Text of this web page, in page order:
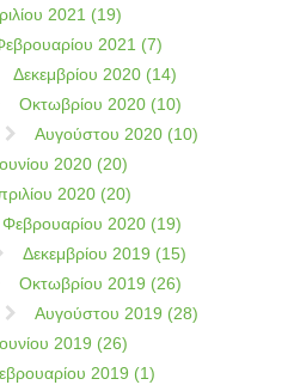
2021 (19)
2021 (7)
Δεκεμβρίου 2020 (14)
Οκτωβρίου 2020 (10)
Αυγούστου 2020 (10)
2020 (20)
2020 (20)
Φεβρουαρίου 2020 (19)
Δεκεμβρίου 2019 (15)
Οκτωβρίου 2019 (26)
Αυγούστου 2019 (28)
2019 (26)
2019 (1)